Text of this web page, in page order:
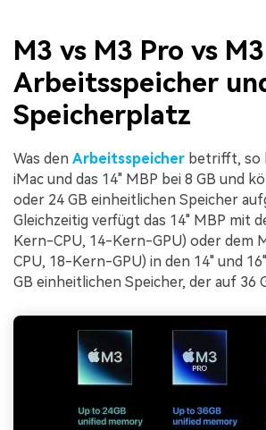
M3 vs M3 Pro vs
Arbeitsspeicher
Speicherplatz
Was den Arbeitsspeicher betrifft, so
iMac und das 14" MBP bei 8 GB und
oder 24 GB einheitlichen Speicher
Gleichzeitig verfügt das 14" MBP mit
Kern-CPU, 14-Kern-GPU) oder dem
CPU, 18-Kern-GPU) in den 14" und
GB einheitlichen Speicher, der auf 36